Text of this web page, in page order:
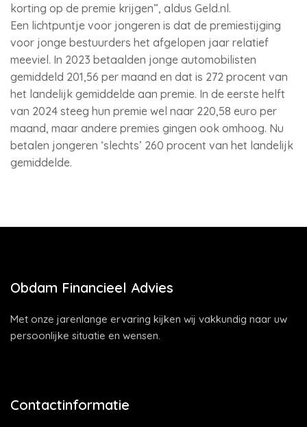
korting op de premie krijgen”, aldus Geld.nl.
Een lichtpuntje voor jongeren is dat de premiestijging
voor jonge bestuurders het afgelopen jaar relatief
meeviel. In 2023 betaalden jonge automobilisten
gemiddeld 201,56 per maand en dat is 272 procent van
het landelijk gemiddelde aan premie. In de eerste helft
van 2024 steeg hun premie wel naar 220,58 euro per
maand, maar andere premies gingen ook omhoog. Nu
betalen jongeren ‘slechts’ 260 procent van het landelijk
gemiddelde.
Obdam Financieel Advies
Met onze jarenlange ervaring kijken wij vakkundig naar uw
persoonlijke situatie en wensen.
Contactinformatie